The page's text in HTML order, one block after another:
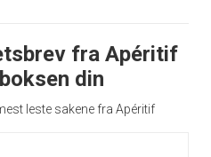
fra Apéritif
din
leste sakene fra Apéritif